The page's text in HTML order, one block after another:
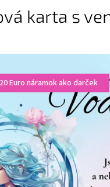
karta s
Euro náramok ako darček